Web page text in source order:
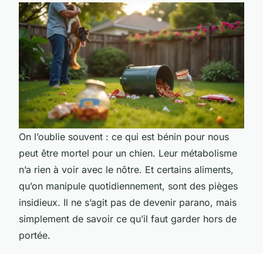
On l’oublie souvent : ce qui est bénin pour nous
peut être mortel pour un chien. Leur métabolisme
n’a rien à voir avec le nôtre. Et certains aliments,
qu’on manipule quotidiennement, sont des pièges
insidieux. Il ne s’agit pas de devenir parano, mais
simplement de savoir ce qu’il faut garder hors de
portée.